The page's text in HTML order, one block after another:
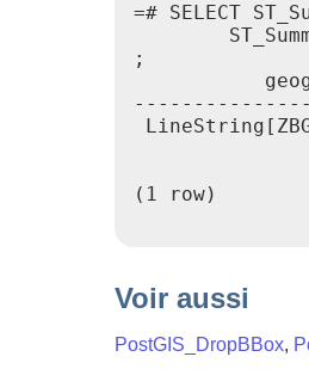
=# SELECT
;
(1 row)
Voir aussi
PostGIS_DropBBox,